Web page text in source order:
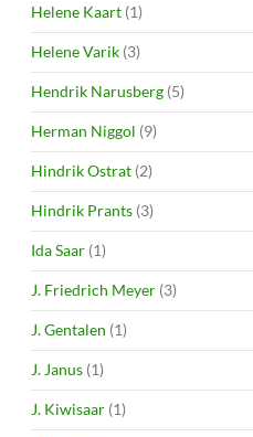
Helene Kaart (1)
Helene Varik (3)
Hendrik Narusberg (5)
Herman Niggol (9)
Hindrik Ostrat (2)
Hindrik Prants (3)
Ida Saar (1)
J. Friedrich Meyer (3)
J. Gentalen (1)
J. Janus (1)
J. Kiwisaar (1)